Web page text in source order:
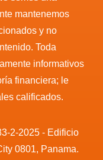
mantenemos
y no
Toda
informativos
financiera; le
calificados.
2-2025 - Edificio
0801, Panama.